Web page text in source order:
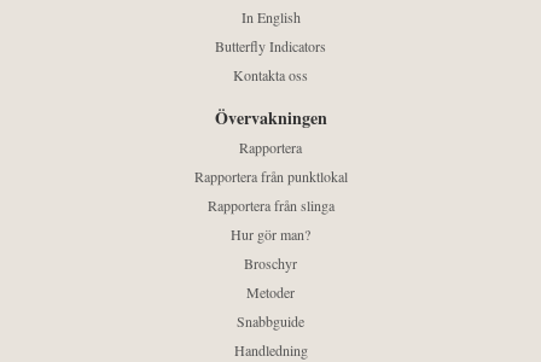
In English
Butterfly Indicators
Kontakta oss
Övervakningen
Rapportera
Rapportera från punktlokal
Rapportera från slinga
Hur gör man?
Broschyr
Metoder
Snabbguide
Handledning